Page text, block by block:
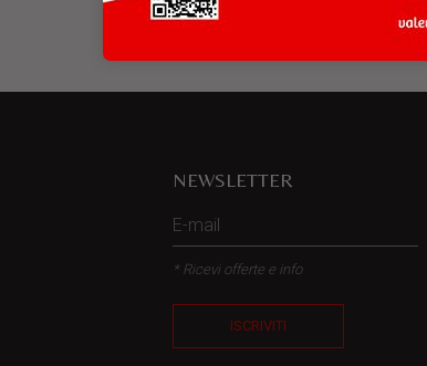
NEWSLETTER
* Ricevi offerte e info
ISCRIVITI